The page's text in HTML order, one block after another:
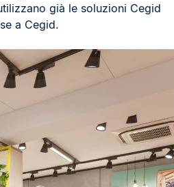
già le soluzioni Cegid
a Cegid.